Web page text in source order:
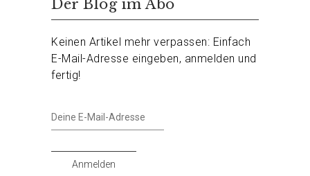
Der Blog im Abo
Keinen Artikel mehr verpassen: Einfach
E-Mail-Adresse eingeben, anmelden und
fertig!
Deine
E-
Adresse
Anmelden